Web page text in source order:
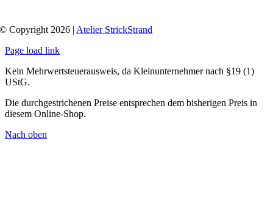
© Copyright 2026 | Atelier StrickStrand
Page load link
Kein Mehrwertsteuerausweis, da Kleinunternehmer nach §19 (1)
UStG.
Die durchgestrichenen Preise entsprechen dem bisherigen Preis in
diesem Online-Shop.
Nach oben